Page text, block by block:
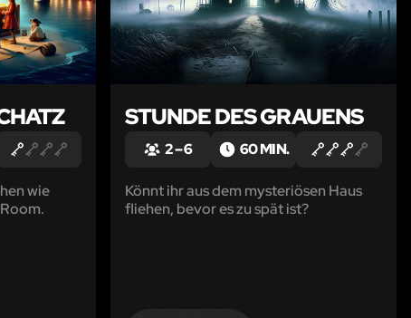
wie
STUNDE DES GRAUENS
2 – 6 60 MIN.
Könnt ihr aus dem mysteriösen Haus
fliehen, bevor es zu spät ist?